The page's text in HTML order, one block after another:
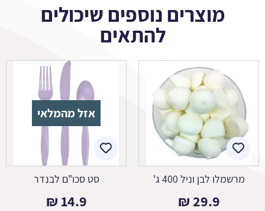
מוצרים נוספים שיכולים
להתאים
מרשמלו לבן וניל 400 ג'
29.9
₪
אזל מהמלאי
סט סכו"ם לבנדר
14.9
₪